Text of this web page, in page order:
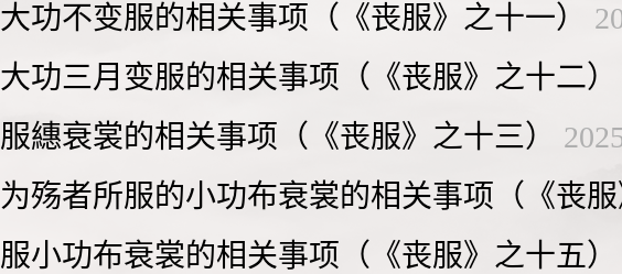
大功不变服的相关事项（《丧服》之十一）
大功三月变服的相关事项（《丧服》之十二）
服繐衰裳的相关事项（《丧服》之十三）
为殇者所服的小功布衰裳的相关事项（《丧服
服小功布衰裳的相关事项（《丧服》之十五）